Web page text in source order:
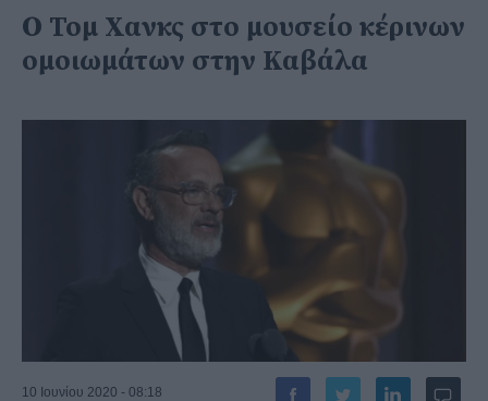
Ο Τομ Χανκς στο μουσείο κέρινων
ομοιωμάτων στην Καβάλα
10 Ιουνίου 2020 - 08:18